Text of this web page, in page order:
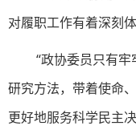
对履职工作有着深刻体
“政协委员只有
研究方法，带着使命
更好地服务科学民主